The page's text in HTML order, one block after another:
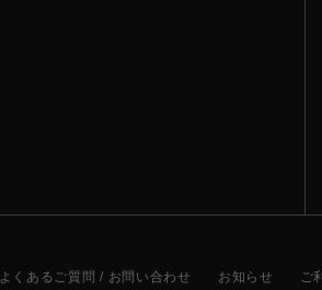
よくあるご質問 / お問い合わせ お知らせ ご